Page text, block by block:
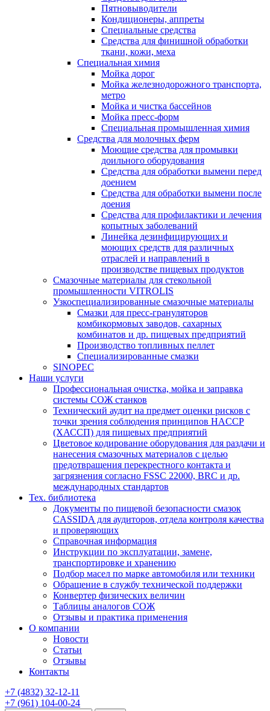
Пятновыводители
Кондиционеры, аппреты
Специальные средства
Средства для финишной обработки
ткани, кожи, меха
Специальная химия
Мойка дорог
Мойка железнодорожного транспорта,
метро
Мойка и чистка бассейнов
Мойка пресс-форм
Специальная промышленная химия
Средства для молочных ферм
Моющие средства для промывки
доильного оборудования
Средства для обработки вымени перед
доением
Средства для обработки вымени после
доения
Средства для профилактики и лечения
копытных заболеваний
Линейка дезинфицирующих и
моющих средств для различных
отраслей и направлений в
производстве пищевых продуктов
Смазочные материалы для стекольной
промышленности VITROLIS
Узкоспециализированные смазочные материалы
Смазки для пресс-грануляторов
комбикормовых заводов, сахарных
комбинатов и др. пищевых предприятий
Производство топливных пеллет
Специализированные смазки
SINOPEC
Наши услуги
Профессиональная очистка, мойка и заправка
системы СОЖ станков
Технический аудит на предмет оценки рисков с
точки зрения соблюдения принципов HACCP
(ХАССП) для пищевых предприятий
Цветовое кодирование оборудования для раздачи и
нанесения смазочных материалов с целью
предотвращения перекрестного контакта и
загрязнения согласно FSSC 22000, BRC и др.
международных стандартов
Тех. библиотека
Документы по пищевой безопасности смазок
CASSIDA для аудиторов, отдела контроля качества
и проверяющих
Справочная информация
Инструкции по эксплуатации, замене,
транспортировке и хранению
Подбор масел по марке автомобиля или техники
Обращение в службу технической поддержки
Конвертер физических величин
Таблицы аналогов СОЖ
Отзывы и практика применения
О компании
Новости
Статьи
Отзывы
Контакты
+7 (4832) 32-12-11
+7 (961) 104-00-24